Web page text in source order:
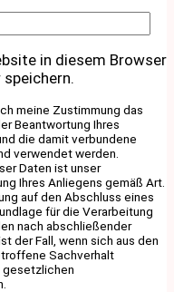
in diesem Browser
meine Zustimmung das
Beantwortung Ihres
die damit verbundene
verwendet werden.
Daten ist unser
Ihres Anliegens gemäß Art.
auf den Abschluss eines
für die Verarbeitung
nach abschließender
der Fall, wenn sich aus den
Sachverhalt
gesetzlichen